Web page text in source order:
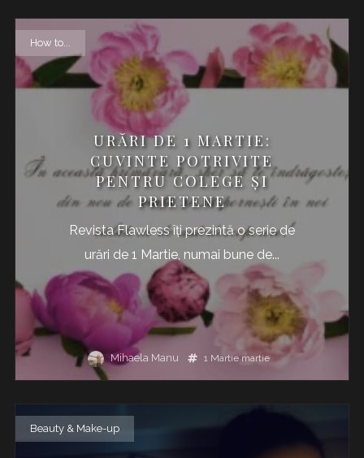
How to...
URĂRI DE 1 MARTIE:
CUVINTE POTRIVITE
PENTRU COLEGE ŞI
PRIETENE
Revista Flawless îţi prezintă o serie de
urări de 1 Martie, numai bune de...
Mihaela Manu 1 Martie martie
Beauty & Make-up